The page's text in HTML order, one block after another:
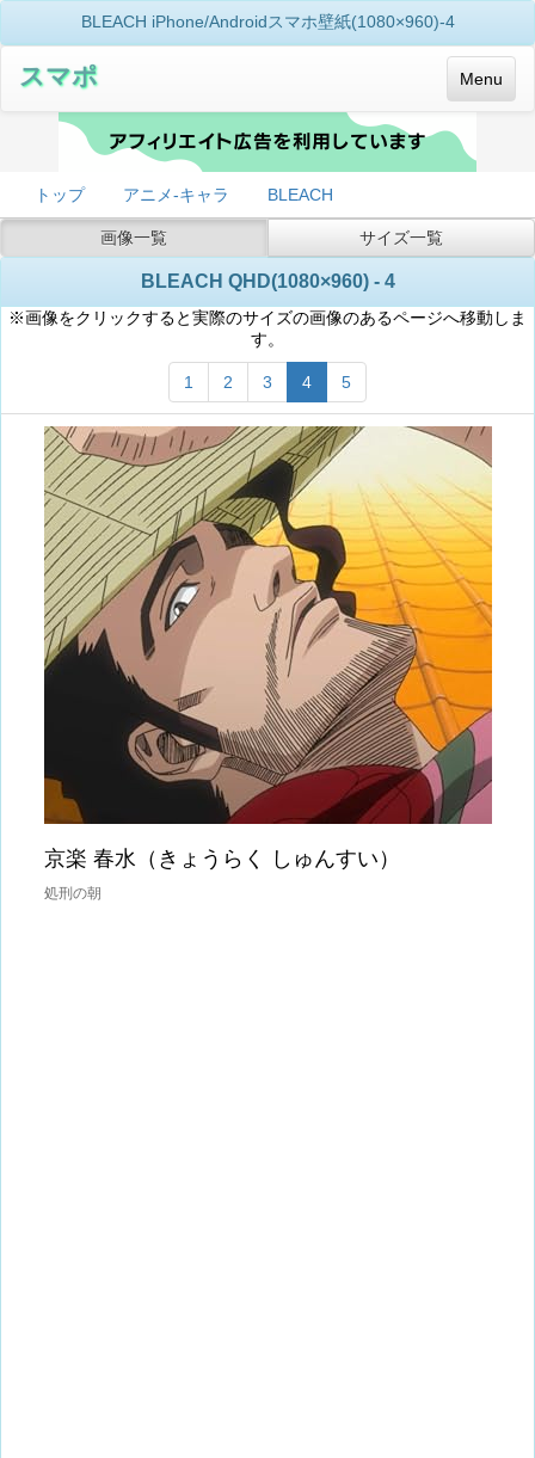
BLEACH iPhone/Androidスマホ壁紙(1080×960)-4
Menu
スマポ
トップ アニメ-キャラ BLEACH
画像一覧 サイズ一覧
BLEACH QHD(1080×960) - 4
※画像をクリックすると実際のサイズの画像のあるページへ移動しま
す。
1 2 3 4 5
京楽 春水（きょうらく しゅんすい）
処刑の朝